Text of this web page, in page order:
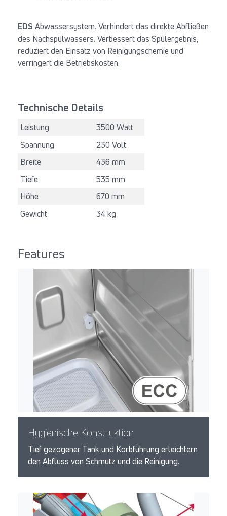
EDS Abwassersystem. Verhindert das direkte Abfließen
des Nachspülwassers. Verbessert das Spülergebnis,
reduziert den Einsatz von Reinigungschemie und
verringert die Betriebskosten.
Technische Details
Leistung
3500 Watt
Spannung
230 Volt
Breite
436 mm
Tiefe
535 mm
Höhe
670 mm
Gewicht
34 kg
Features
Hygienische Konstruktion
Tief gezogener Tank und Korbführung erleichtern
den Abfluss von Schmutz und die Reinigung.